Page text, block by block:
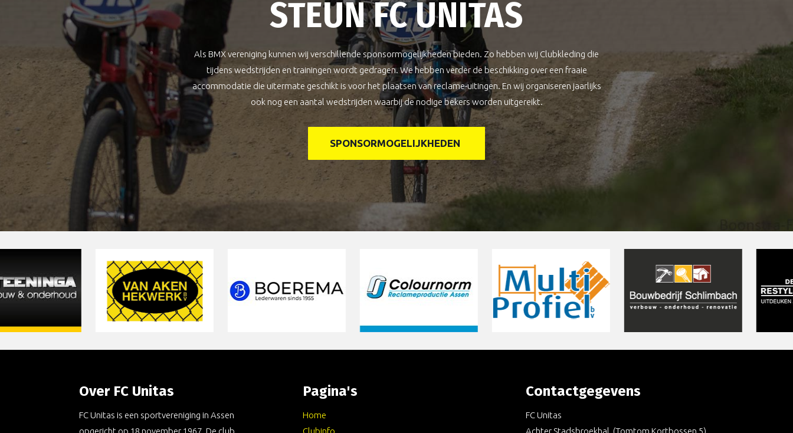
STEUN FC UNITAS
Als BMX vereniging kunnen wij verschillende sponsormogelijkheden bieden. Zo hebben wij Clubkleding die
tijdens wedstrijden en trainingen wordt gedragen. We hebben verder de beschikking over een fraaie
accommodatie die uitermate geschikt is voor het plaatsen van reclame-uitingen. En wij organiseren jaarlijks
ook nog een aantal wedstrijden waarbij de nodige bekers worden uitgereikt.
SPONSORMOGELIJKHEDEN
Over FC Unitas
FC Unitas is een sportvereniging in Assen
opgericht op 18 november 1967. De club
Pagina's
Home
Clubinfo
Contactgegevens
FC Unitas
Achter Stadsbroekhal, (Tomtom Kortbossen 5)